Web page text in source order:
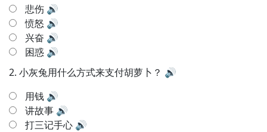
悲伤 🔊
愤怒 🔊
兴奋 🔊
困惑 🔊
2. 小灰兔用什么方式来支付胡萝卜？ 🔊
用钱 🔊
讲故事 🔊
打三记手心 🔊